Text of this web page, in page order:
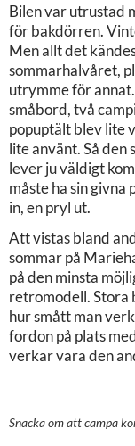
Bilen var utrustad
för bakdörren.
Men allt det
sommarhalvåret,
utrymme för
småbord, två
popuptält blev lite
lite använt. Så den
lever ju väldigt
måste ha sin givna
in, en pryl ut.
Att vistas bland
sommar på
på den minsta
retromodell. Stora
hur smått man
fordon på plats
verkar vara den
Snacka om att campa